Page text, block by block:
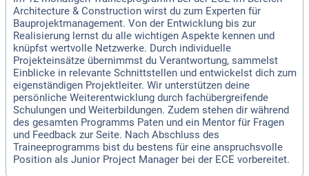
Architecture & Construction wirst du zum Experten für
Bauprojektmanagement. Von der Entwicklung bis zur
Realisierung lernst du alle wichtigen Aspekte kennen und
knüpfst wertvolle Netzwerke. Durch individuelle
Projekteinsätze übernimmst du Verantwortung, sammelst
Einblicke in relevante Schnittstellen und entwickelst dich zum
eigenständigen Projektleiter. Wir unterstützen deine
persönliche Weiterentwicklung durch fachübergreifende
Schulungen und Weiterbildungen. Zudem stehen dir während
des gesamten Programms Paten und ein Mentor für Fragen
und Feedback zur Seite. Nach Abschluss des
Traineeprogramms bist du bestens für eine anspruchsvolle
Position als Junior Project Manager bei der ECE vorbereitet.